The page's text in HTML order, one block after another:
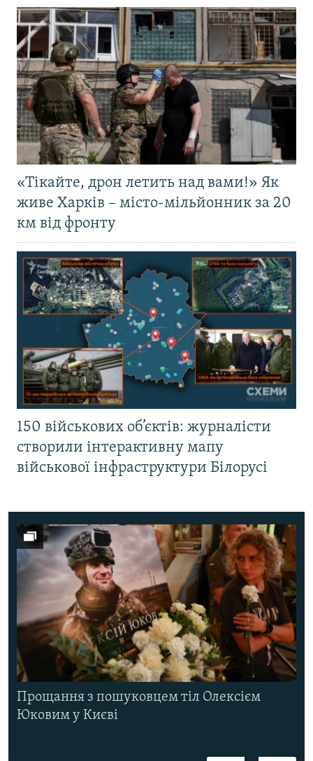
«Тікайте, дрон летить над вами!» Як
живе Харків – місто-мільйонник за 20
км від фронту
150 військових об’єктів: журналісти
створили інтерактивну мапу
військової інфраструктури Білорусі
Прощання з пошуковцем тіл Олексієм
Юковим у Києві